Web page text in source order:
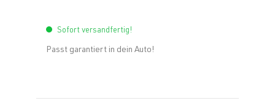
Sofort versandfertig!
Passt garantiert in dein Auto!